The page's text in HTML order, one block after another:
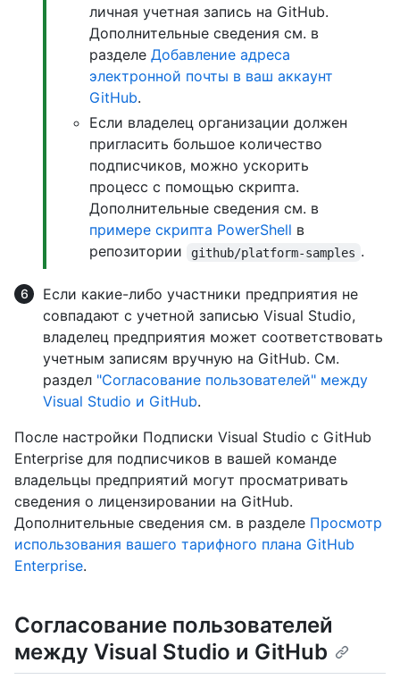
личная учетная запись на GitHub.
Дополнительные сведения см. в
разделе Добавление адреса
электронной почты в ваш аккаунт
GitHub.
Если владелец организации должен
пригласить большое количество
подписчиков, можно ускорить
процесс с помощью скрипта.
Дополнительные сведения см. в
примере скрипта PowerShell в
репозитории
github/platform-samples .
Если какие-либо участники предприятия не
совпадают с учетной записью Visual Studio,
владелец предприятия может соответствовать
учетным записям вручную на GitHub. См.
раздел "Согласование пользователей" между
Visual Studio и GitHub.
После настройки Подписки Visual Studio с GitHub
Enterprise для подписчиков в вашей команде
владельцы предприятий могут просматривать
сведения о лицензировании на GitHub.
Дополнительные сведения см. в разделе Просмотр
использования вашего тарифного плана GitHub
Enterprise.
Согласование пользователей
между Visual Studio и GitHub